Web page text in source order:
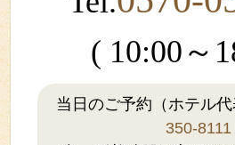
( 10:00～
当日のご予約（ホテル代
350-8111